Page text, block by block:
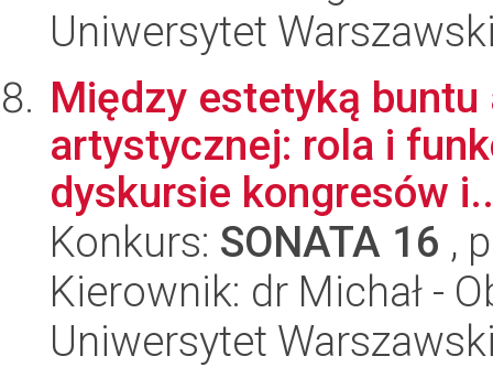
Uniwersytet
Między estetyką
artystycznej: rola i
dyskursie kongresów
Konkurs: SONATA 16 ,
Kierownik: dr Michał -
Uniwersytet